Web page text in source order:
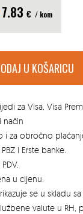
7.83 € / kom
U KOŠARICU
za Visa, Visa
način
i za obročno
i Erste banke.
u cijenu.
se u skladu
valute u RH,